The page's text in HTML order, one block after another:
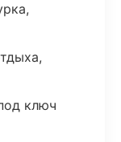
ключ